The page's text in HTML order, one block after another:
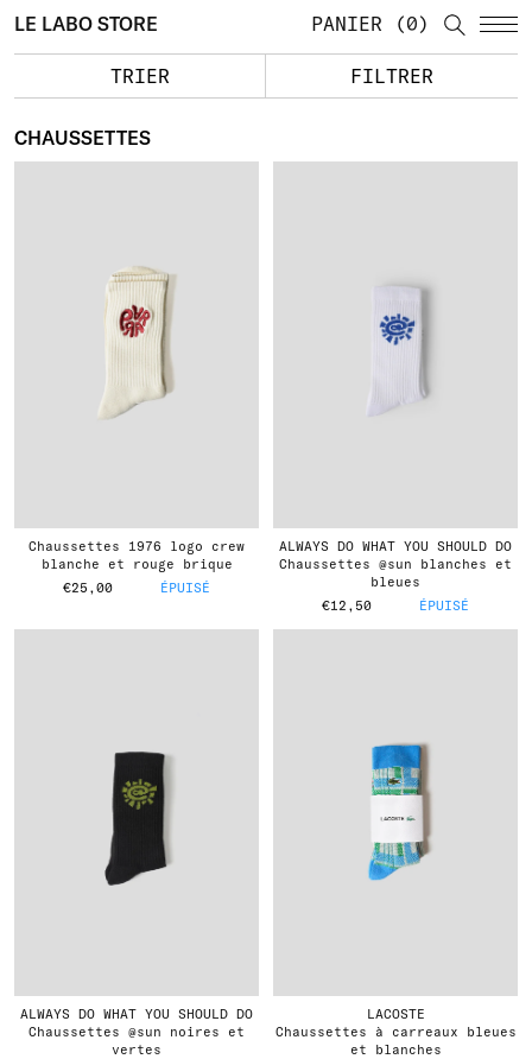
LE LABO STORE PANIER 0
TRIER FILTRER
CHAUSSETTES
chaussettes 1976 logo crew
blanche et rouge brique
€25,00
ÉPUISÉ
ALWAYS DO WHAT YOU SHOULD DO
chaussettes @sun blanches et
bleues
€12,50
ÉPUISÉ
ALWAYS DO WHAT YOU SHOULD DO
chaussettes @sun noires et
vertes
LACOSTE
chaussettes à carreaux bleues
et blanches